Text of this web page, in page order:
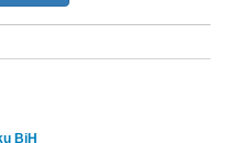
BiH